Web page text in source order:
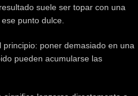
suele ser topar con una
punto dulce.
poner demasiado en una
pueden acumularse las